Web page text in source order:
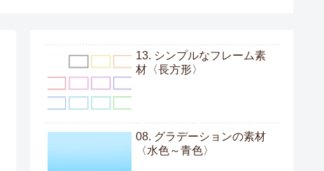
13. シンプルなフレーム素
材〈長方形〉
08. グラデーションの素材
〈水色～青色〉